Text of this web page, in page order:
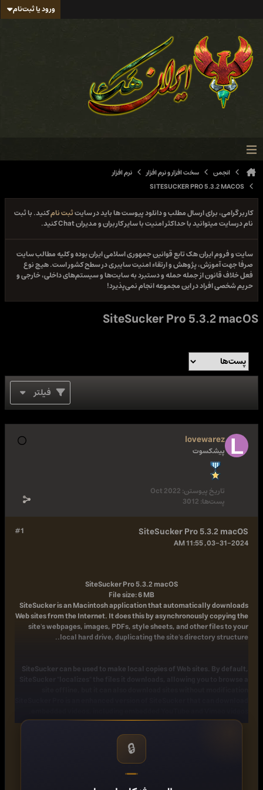
ورود یا ثبت‌نام
انجمن سخت افزار و نرم افزار
نرم افزار
SITESUCKER PRO 5.3.2 MACOS
کاربر گرامی، برای ارسال مطلب و دانلود پیوست ها باید در سایتثبت نامکنید. با ثبت
نام درسایت میتوانید با حداکثر امنیت با سایر کاربران و مدیران Chat کنید.
سایت و فروم ایران هک تابع قوانین جمهوری اسلامی ایران بوده و کلیه مطالب سایت
صرفا جهت آموزش، پژوهش و ارتقاء امنیت سایبری در سطح کشور است. هیچ نوع
فعل خلاف قانون از جمله حمله و دستبرد به سایت‌ها و سیستم‌های داخلی، خارجی و
حریم شخصی افراد در این مجموعه انجام نمی‌پذیرد!
SiteSucker Pro 5.3.2 macOS
فیلتر
lovewarez
پیشکسوت
تاریخ پیوستن:Oct 2022
پست‌ها:3012
#1 SiteSucker Pro 5.3.2 macOS
03-31-2024, 11:55 AM
SiteSucker Pro 5.3.2 macOS
File size: 6 MB
SiteSucker is an Macintosh application that automatically downloads
Web sites from the Internet. It does this by asynchronously copying the
site's webpages, images, PDFs, style sheets, and other files to your
local hard drive, duplicating the site's directory structure..
SiteSucker can be used to make local copies of Web sites. By default,
Release Notes
Updates: official site does not provide any info about changes in this
🔒